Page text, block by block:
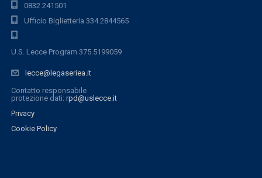
0832.241501
Ufficio Biglietteria 334.2844565
U.S. Lecce Program 375.5199059
lecce@legaseriea.it
Contatto responsabile
protezione dati: rpd@uslecce.it
Privacy
Cookie Policy